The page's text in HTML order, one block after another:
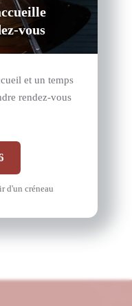
vous
et un temps
rendez-vous
d'un créneau